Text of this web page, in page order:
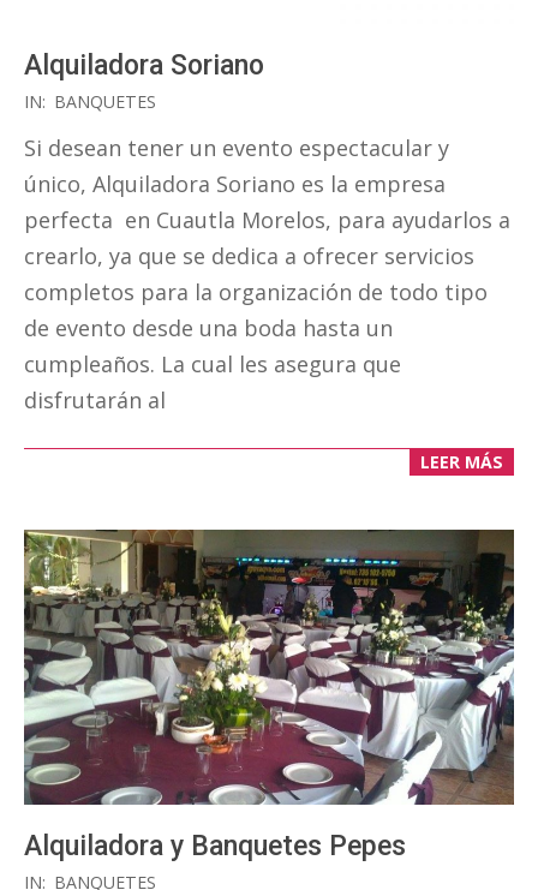
Alquiladora Soriano
2017-
05-
13
IN: BANQUETES
Si desean tener un evento espectacular y
único, Alquiladora Soriano es la empresa
perfecta en Cuautla Morelos, para ayudarlos a
crearlo, ya que se dedica a ofrecer servicios
completos para la organización de todo tipo
de evento desde una boda hasta un
cumpleaños. La cual les asegura que
disfrutarán al
LEER MÁS
Alquiladora y Banquetes Pepes
2017-
IN: BANQUETES